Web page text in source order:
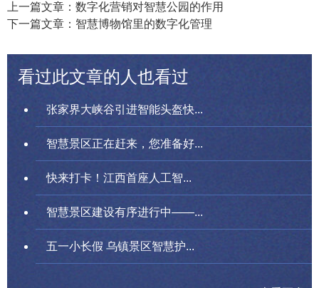
上一篇文章：数字化营销对智慧公园的作用
下一篇文章：智慧博物馆里的数字化管理
看过此文章的人也看过
张家界大峡谷引进智能头盔快...
智慧景区正在赶来，您准备好...
快来打卡！江西首座人工智...
智慧景区建设有序进行中——...
五一小长假 乌镇景区智慧护...